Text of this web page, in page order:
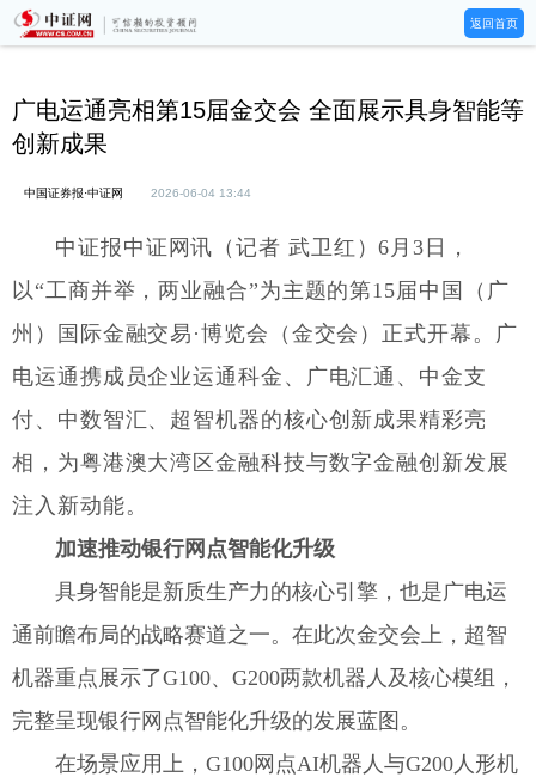
返回首页
广电运通亮相第15届金交会 全面展示具身智能等
创新成果
中国证券报·中证网 2026-06-04 13:44
中证报中证网讯（记者 武卫红）6月3日，
以“工商并举，两业融合”为主题的第15届中国（广
州）国际金融交易·博览会（金交会）正式开幕。广
电运通携成员企业运通科金、广电汇通、中金支
付、中数智汇、超智机器的核心创新成果精彩亮
相，为粤港澳大湾区金融科技与数字金融创新发展
注入新动能。
加速推动银行网点智能化升级
具身智能是新质生产力的核心引擎，也是广电运
通前瞻布局的战略赛道之一。在此次金交会上，超智
机器重点展示了G100、G200两款机器人及核心模组，
完整呈现银行网点智能化升级的发展蓝图。
在场景应用上，G100网点AI机器人与G200人形机